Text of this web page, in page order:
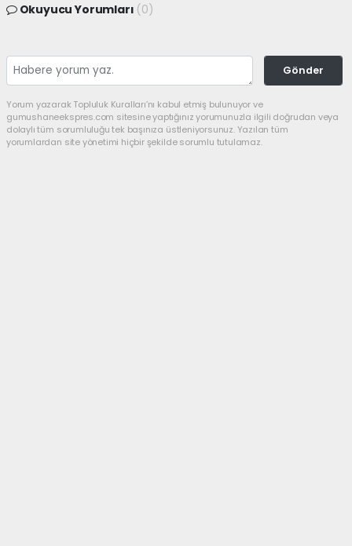
Okuyucu Yorumları (0)
Gönder
Yorum yazarak Topluluk Kuralları’nı kabul etmiş bulunuyor ve
gumushaneekspres.com sitesine yaptığınız yorumunuzla ilgili doğrudan veya
dolaylı tüm sorumluluğu tek başınıza üstleniyorsunuz. Yazılan tüm
yorumlardan site yönetimi hiçbir şekilde sorumlu tutulamaz.